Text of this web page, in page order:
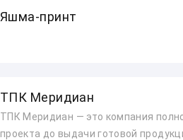
Яшма-принт
ТПК Меридиан
ТПК Меридиан — это компания
проекта до выдачи готовой